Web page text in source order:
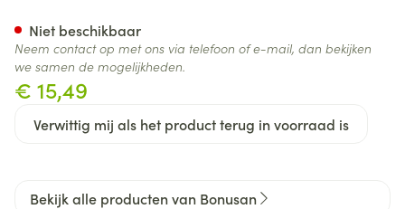
€ 15,49
Verwittig mij als het product terug in voorraad is
Niet beschikbaar
Neem contact op met ons via telefoon of e-mail, dan bekijken
we samen de mogelijkheden.
Bekijk alle producten van Bonusan